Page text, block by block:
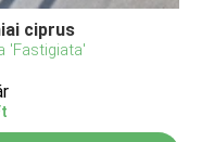
ciprus
'Fastigiata'